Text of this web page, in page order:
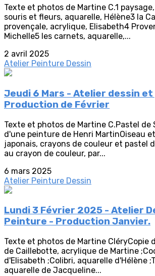
Texte et photos de Martine C.1
souris et fleurs, aquarelle, Hélène3 la
provençale, acrylique, Elisabeth4
Michelle5 les carnets, aquarelle,...
2 avril 2025
Atelier Peinture Dessin
Jeudi 6 Mars - Atelier dessin
Production de Février
Texte et photos de Martine C.Pastel de
d'une peinture de Henri MartinOiseau
japonais, crayons de couleur et pastel
au crayon de couleur, par...
6 mars 2025
Atelier Peinture Dessin
Lundi 3 Février 2025 - Atelier
Peinture - Production Janvier.
Texte et photos de Martine CléryCopie
de Caillebotte, acrylique de Martine
d'Elisabeth ;Colibri, aquarelle d'Hélène
aquarelle de Jacqueline...